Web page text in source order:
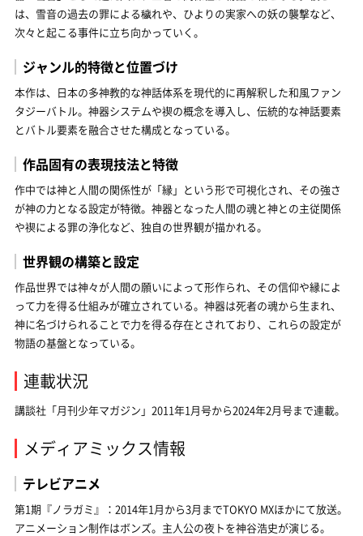
は、雪音の過去の罪による穢れや、ひよりの実家への妖の襲撃など、
次々と起こる事件に立ち向かっていく。
ジャンル的特徴と位置づけ
本作は、日本の多神教的な神話体系を現代的に再解釈した和風ファン
タジーバトル。神器システムや禊の概念を導入し、伝統的な神話要素
とバトル要素を融合させた構成となっている。
作品固有の表現技法と特徴
作中では神と人間の関係性が「縁」という形で可視化され、その強さ
が神の力となる設定が特徴。神器となった人間の魂と神との主従関係
や禊による罪の浄化など、独自の世界観が描かれる。
世界観の構築と設定
作品世界では神々が人間の願いによって形作られ、その信仰や縁によ
って力を得る仕組みが確立されている。神器は死者の魂から生まれ、
神に名づけられることで力を得る存在とされており、これらの設定が
物語の基盤となっている。
連載状況
講談社「月刊少年マガジン」2011年1月号から2024年2月号まで連載。
メディアミックス情報
テレビアニメ
第1期『ノラガミ』：2014年1月から3月までTOKYO MXほかにて放送。
アニメーション制作はボンズ。主人公の夜トを神谷浩史が演じる。